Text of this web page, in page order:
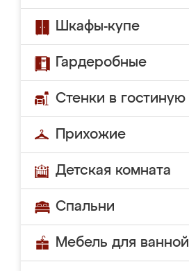
Шкафы-купе
Гардеробные
Стенки в гостиную
Прихожие
Детская комната
Спальни
Мебель для ванной